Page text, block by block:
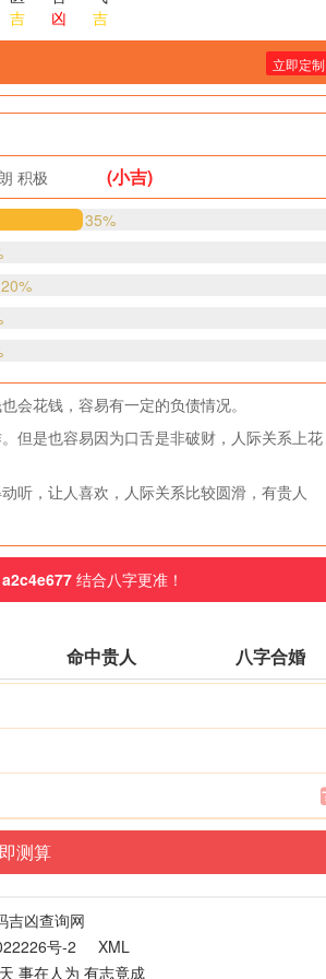
吉
凶
吉
立即定制
积极 (小吉)
35%
20%
会花钱，容易有一定的负债情况。
但是也容易因为口舌是非破财，人际关系上花
听，让人喜欢，人际关系比较圆滑，有贵人
a2c4e677 结合八字更准！
命中贵人 八字合婚
吉凶查询网
号-2
XML
事在人为 有志竟成